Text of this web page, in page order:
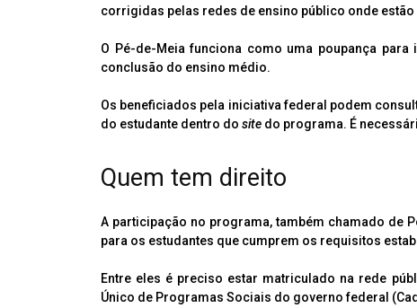
corrigidas pelas redes de ensino público onde
O Pé-de-Meia funciona como uma poupança
conclusão do ensino médio.
Os beneficiados pela iniciativa federal podem
do estudante dentro do site do programa. É
Quem tem direito
A participação no programa, também chamado de
para os estudantes que cumprem os requisitos
Entre eles é preciso estar matriculado na rede
Único de Programas Sociais do governo federal